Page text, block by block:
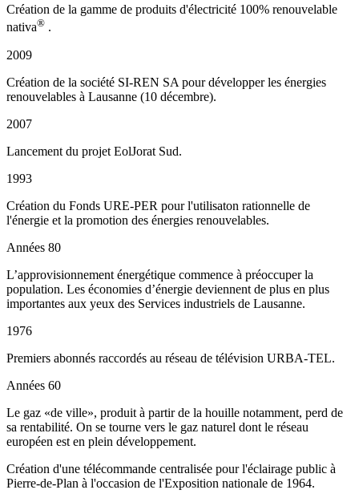
Création de la gamme de produits d'électricité 100% renouvelable
nativa® .
2009
Création de la société SI-REN SA pour développer les énergies
renouvelables à Lausanne (10 décembre).
2007
Lancement du projet EolJorat Sud.
1993
Création du Fonds URE-PER pour l'utilisaton rationnelle de
l'énergie et la promotion des énergies renouvelables.
Années 80
L’approvisionnement énergétique commence à préoccuper la
population. Les économies d’énergie deviennent de plus en plus
importantes aux yeux des Services industriels de Lausanne.
1976
Premiers abonnés raccordés au réseau de télévision URBA-TEL.
Années 60
Le gaz «de ville», produit à partir de la houille notamment, perd de
sa rentabilité. On se tourne vers le gaz naturel dont le réseau
européen est en plein développement.
Création d'une télécommande centralisée pour l'éclairage public à
Pierre-de-Plan à l'occasion de l'Exposition nationale de 1964.